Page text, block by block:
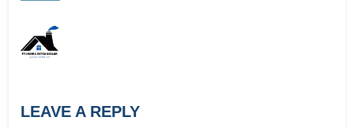
LEAVE A REPLY